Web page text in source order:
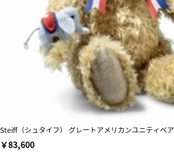
Steiff（シュタイフ） グレートアメリカンユニティベア
￥83,600